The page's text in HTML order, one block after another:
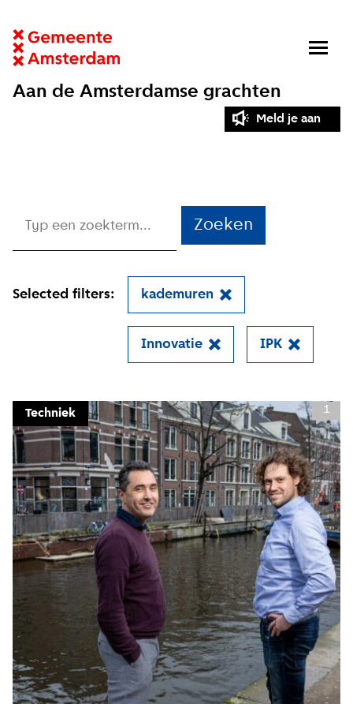
Aan de Amsterdamse grachten
Meld je aan
Zoeken
Selected filters: kademuren
Innovatie IPK
Techniek 1